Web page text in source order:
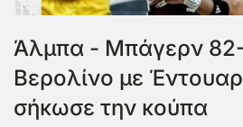
Άλμπα - Μπάγερν
Βερολίνο με
σήκωσε την κούπα